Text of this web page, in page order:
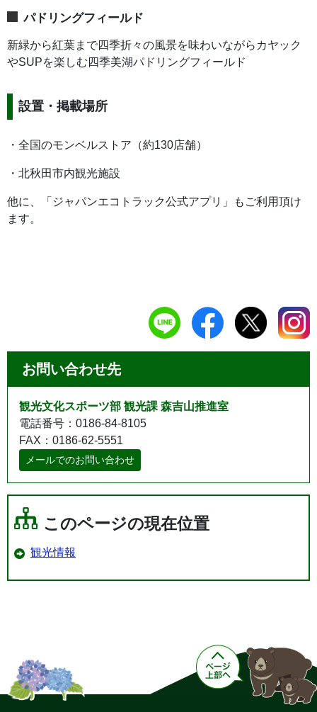
パドリングフィールド
新緑から紅葉まで四季折々の風景を味わいながらカヤック
やSUPを楽しむ四季美湖パドリングフィールド
設置・掲載場所
・全国のモンベルストア（約130店舗）
・北秋田市内観光施設
他に、「ジャパンエコトラック公式アプリ」もご利用頂け
ます。
お問い合わせ先
観光文化スポーツ部 観光課 森吉山推進室
電話番号：0186-84-8105
FAX：0186-62-5551
メールでのお問い合わせ
このページの現在位置
観光情報